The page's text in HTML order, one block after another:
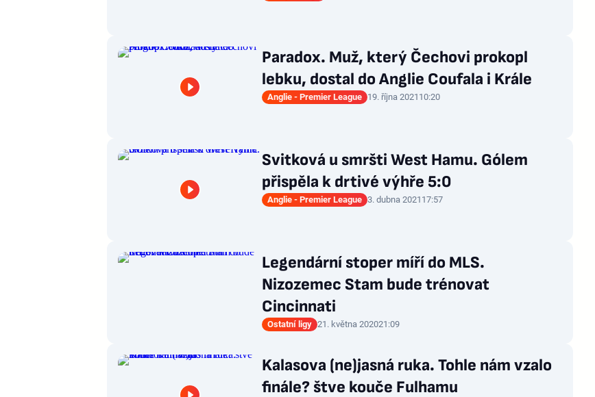
Paradox. Muž, který Čechovi prokopl
lebku, dostal do Anglie Coufala i Krále
Anglie - Premier League 19. října 2021 10:20
Svitková u smršti West Hamu. Gólem
přispěla k drtivé výhře 5:0
Anglie - Premier League 3. dubna 2021 17:57
Legendární stoper míří do MLS.
Nizozemec Stam bude trénovat
Cincinnati
Ostatní ligy 21. května 202021:09
Kalasova (ne)jasná ruka. Tohle nám vzalo
finále? štve kouče Fulhamu